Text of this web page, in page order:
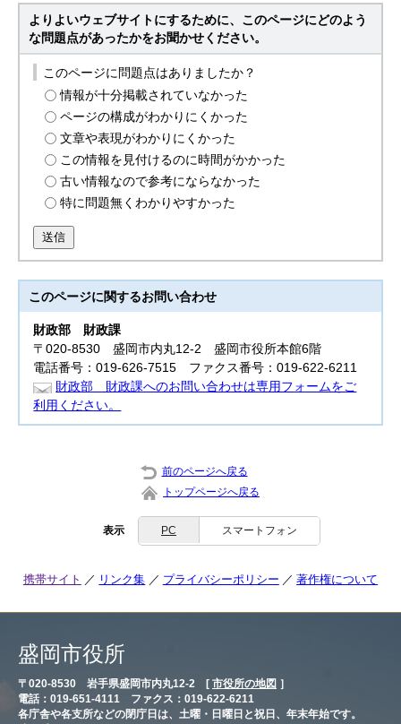
よりよいウェブサイトにするために、このページにどのよう
な問題点があったかをお聞かせください。
このページに問題点はありましたか？
情報が十分掲載されていなかった
ページの構成がわかりにくかった
文章や表現がわかりにくかった
この情報を見付けるのに時間がかかった
古い情報なので参考にならなかった
特に問題無くわかりやすかった
送信
このページに関するお問い合わせ
財政部 財政課
〒020-8530 盛岡市内丸12-2 盛岡市役所本館6階
電話番号：019-626-7515 ファクス番号：019-622-6211
財政部 財政課へのお問い合わせは専用フォームをご
利用ください。
前のページへ戻る
トップページへ戻る
表示 PC スマートフォン
携帯サイト リンク集 プライバシーポリシー 著作権について
盛岡市役所
〒020-8530 岩手県盛岡市内丸12-2 [ 市役所の地図 ］
電話：019-651-4111 ファクス：019-622-6211
各庁舎や各支所などの閉庁日は、土曜・日曜日と祝日、年末年始です。